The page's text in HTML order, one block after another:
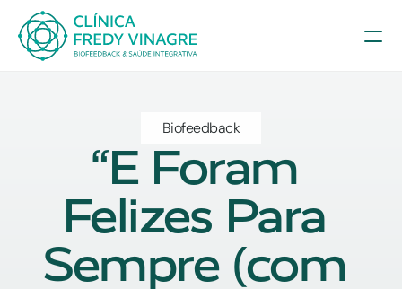
Biofeedback
“E Foram
Felizes Para
Sempre (com